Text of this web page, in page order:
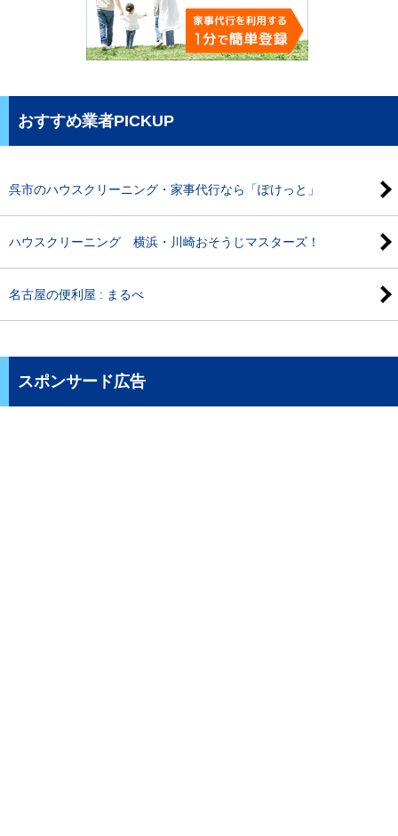
おすすめ業者PICKUP
呉市のハウスクリーニング・家事代行なら「ぽけっと」
ハウスクリーニング 横浜・川崎おそうじマスターズ！
名古屋の便利屋 : まるべ
スポンサード広告